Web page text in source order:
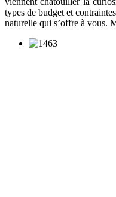
types de budget et
naturelle qui s’offre à vous.